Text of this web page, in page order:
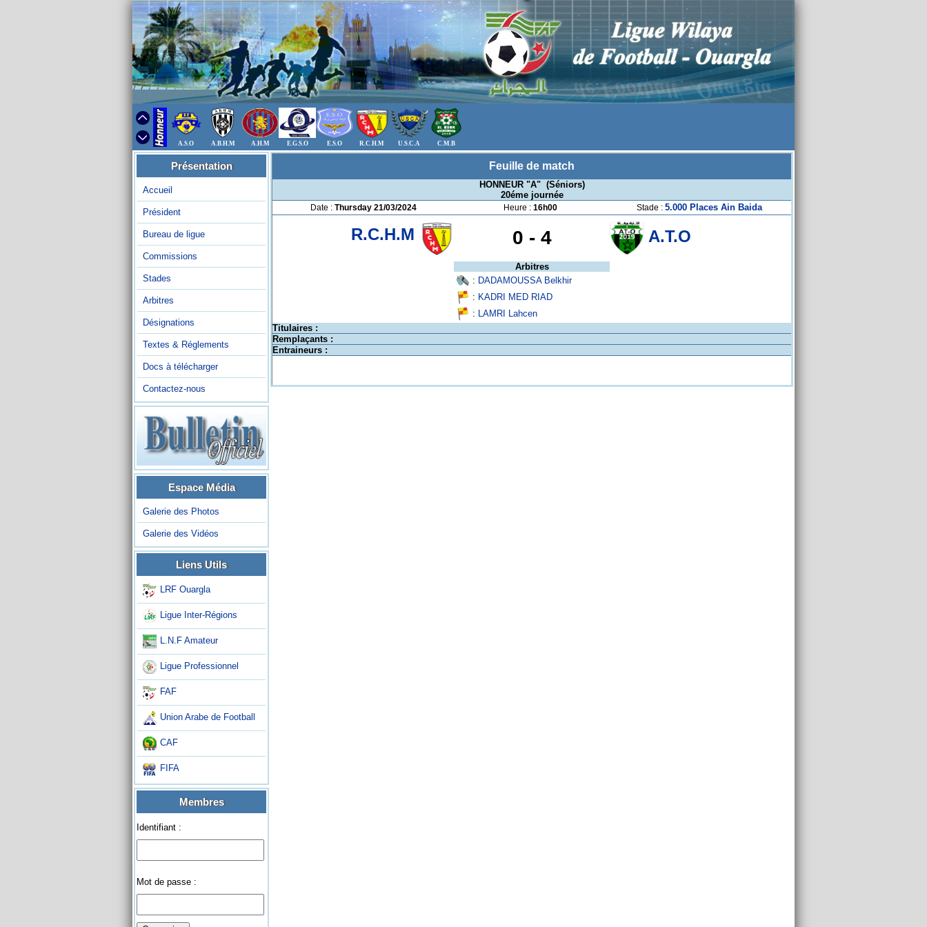
A.S.O A.B.H.M A.H.M E.G.S.O E.S.O R.C.H.M U.S.C.A C.M.B
Présentation
Accueil
Président
Bureau de ligue
Commissions
Stades
Arbitres
Désignations
Textes & Réglements
Docs à télécharger
Contactez-nous
Espace Média
Galerie des Photos
Galerie des Vidéos
Liens Utils
LRF Ouargla
Ligue Inter-Régions
L.N.F Amateur
Ligue Professionnel
FAF
Union Arabe de Football
CAF
FIFA
Membres
Identifiant :
Mot de passe :
Feuille de match
HONNEUR "A" (Séniors)
20éme journée
Date : Thursday 21/03/2024 Heure : 16h00 Stade : 5.000 Places Ain Baida
R.C.H.M 0 -4 A.T.O
Arbitres
: DADAMOUSSA Belkhir
: KADRI MED RIAD
: LAMRI Lahcen
Titulaires :
Remplaçants :
Entraineurs :